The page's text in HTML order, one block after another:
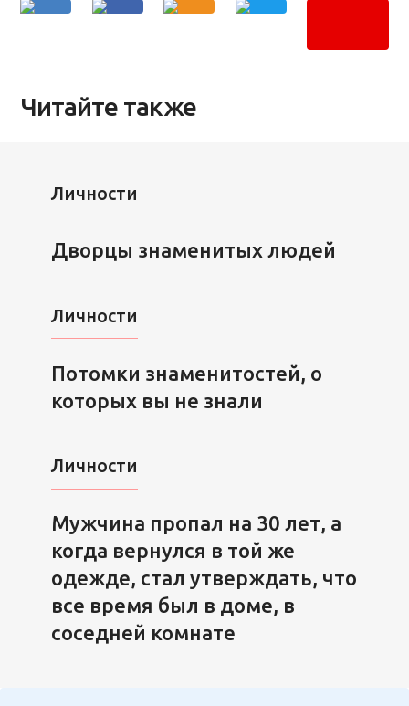
Читайте также
Личности
Дворцы знаменитых людей
Личности
Потомки знаменитостей, о
которых вы не знали
Личности
Мужчина пропал на 30 лет, а
когда вернулся в той же
одежде, стал утверждать, что
все время был в доме, в
соседней комнате